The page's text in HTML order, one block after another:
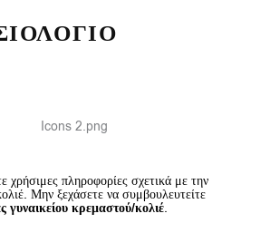
χρήσιμες πληροφορίες σχετικά με την
Μην ξεχάσετε να συμβουλευτείτε
κρεμαστού/κολιέ.